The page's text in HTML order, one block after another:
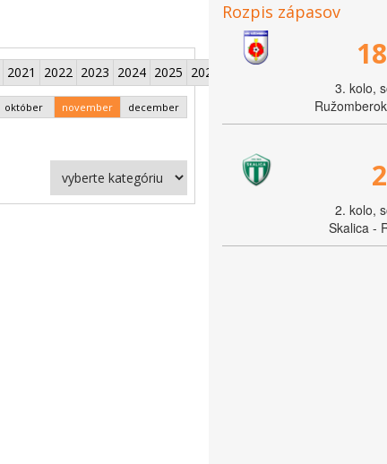
2021 2022 2023 2024 2025 2026
október november december
Rozpis zápasov
3. kolo,
2. kolo,
Skalica -